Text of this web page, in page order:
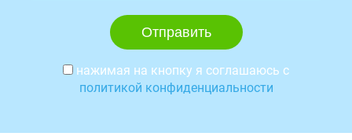
нажимая на кнопку я соглашаюсь с
политикой конфиденциальности